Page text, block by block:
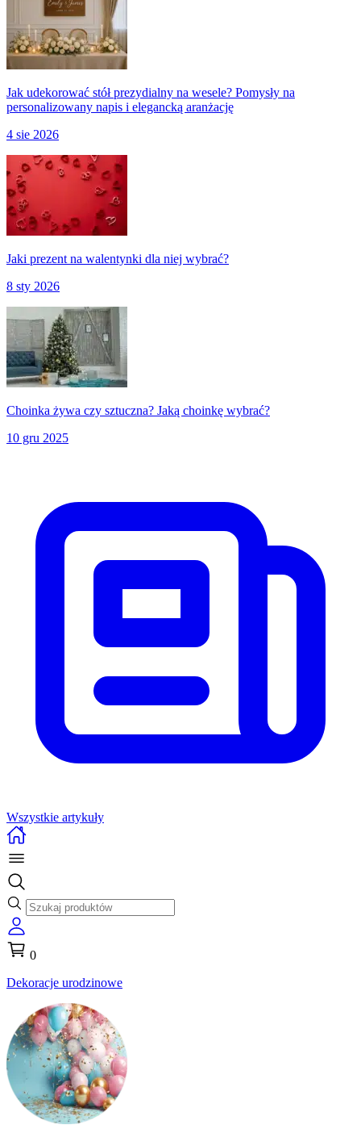
Jak udekorować stół prezydialny na wesele? Pomysły na
personalizowany napis i elegancką aranżację
4 sie 2026
Jaki prezent na walentynki dla niej wybrać?
8 sty 2026
Choinka żywa czy sztuczna? Jaką choinkę wybrać?
10 gru 2025
Wszystkie artykuły
0
Dekoracje urodzinowe